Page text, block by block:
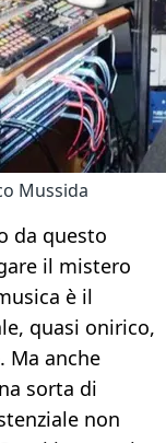
Mussida
da questo
il mistero
è il
quasi onirico,
Ma anche
sorta di
non